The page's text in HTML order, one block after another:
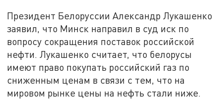
Президент Белоруссии Александр Лукашенко
заявил, что Минск направил в суд иск по
вопросу сокращения поставок российской
нефти. Лукашенко считает, что белорусы
имеют право покупать российский газ по
сниженным ценам в связи с тем, что на
мировом рынке цены на нефть стали ниже.